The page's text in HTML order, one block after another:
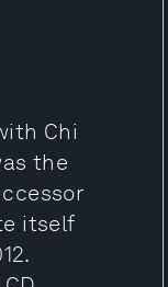
Chi
the
itself